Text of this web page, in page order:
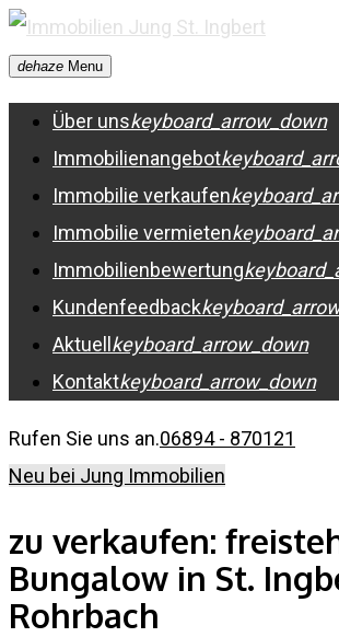
Skip
to
content
dehaze Menu
Über unskeyboard_arrow_down
Immobilienangebot
Immobilie verkaufen
Immobilie vermieten
Immobilienbewertung
Kundenfeedback
Aktuell keyboard_arrow_down
Kontaktkeyboard_arrow_down
Rufen Sie uns an.06894 - 870121
Neu bei Jung Immobilien
zu verkaufen:
Bungalow in St.
Rohrbach